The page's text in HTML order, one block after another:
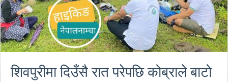
शिवपुरीमा दिउँसै रात परेपछि कोब्राले बाटो